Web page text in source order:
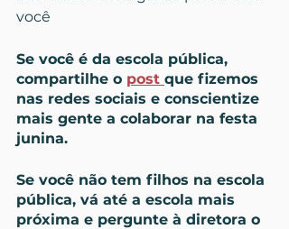
você
Se você é da escola pública,
compartilhe o post que fizemos
nas redes sociais e conscientize
mais gente a colaborar na festa
junina.
Se você não tem filhos na escola
pública, vá até a escola mais
próxima e pergunte à diretora o